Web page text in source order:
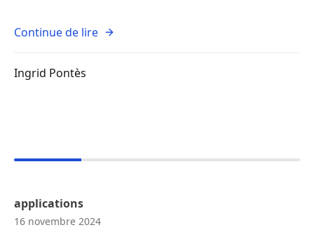
Continue de lire
Ingrid Pontès
applications
16 novembre 2024